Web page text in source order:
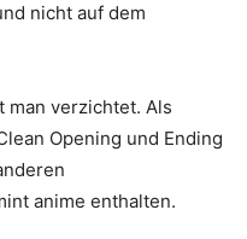
nicht auf dem
man verzichtet. Als
Opening und Ending
anime enthalten.